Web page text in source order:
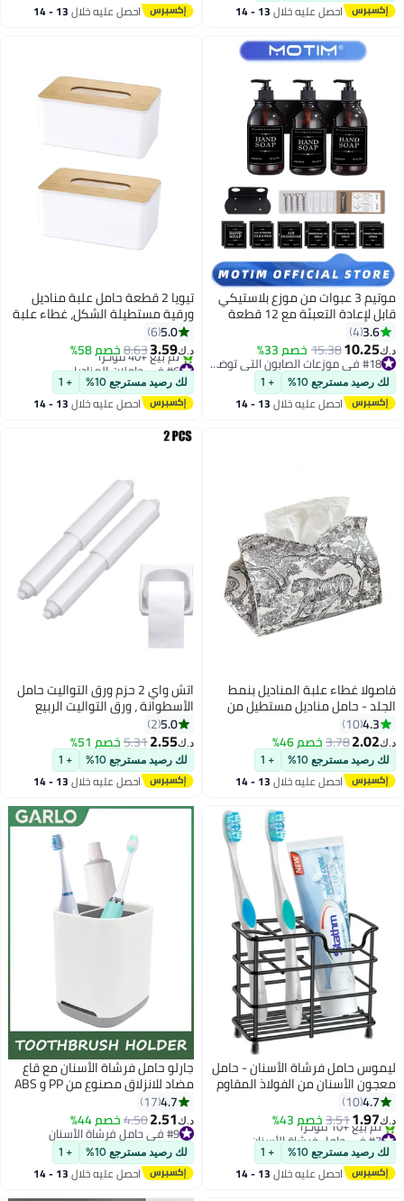
احصل عليه خلال 13 - 14 احصل عليه خلال 13 - 14
موتيم 3 عبوات من موزع بلاستيكي
قابل لإعادة التعبئة مع 12 قطعة
من الملصقات المقاومة للماء،
زجاجة مضخة موزع غسيل الأطباق
اليدوي سعة 500 مل
3.6
4
د.ك‏10.25
15.38خصم 33%
#18 في موزعات الصابون التي توضع على الأسطح
لك رصيد مسترجع 10% + 1
احصل عليه خلال 13 - 14
تيويا 2 قطعة حامل علبة مناديل
ورقية مستطيلة الشكل، غطاء علبة
مناديل ورقية خشبية قابلة للإزالة،
منظم تخزين حاوية تخزين مناديل
ورقية لديكور مكتب المنزل ديكور
السيارة حمام المطعم
5.0
6
د.ك‏3.59
8.63خصم 58%
#6 في حاملات المناديل
أقل سعر في 7 يوم
تم بيع +40 مؤخرًا
#6 في حاملات المناديل
لك رصيد مسترجع 10% + 1
احصل عليه خلال 13 - 14
فاصولا غطاء علبة المناديل بنمط
الجلد - حامل مناديل مستطيل من
للاستخدام في المنزل والحمام
وغرفة النوم وغرف المعيشة وخزانة
الملابس
4.3
10
د.ك‏2.02
3.78خصم 46%
لك رصيد مسترجع 10% + 1
احصل عليه خلال 13 - 14
اتش واي 2 حزم ورق التواليت حامل
الأسطوانة ، ورق التواليت الربيع
حامل استبدال قضيب ، إدراج حامل
ورق التواليت ، حامل ورق التواليت
الأسود ، حامل بديل مرن للحمام
(أبيض)
5.0
2
د.ك‏2.55
5.31خصم 51%
لك رصيد مسترجع 10% + 1
احصل عليه خلال 13 - 14
ليموس حامل فرشاة الأسنان - حامل
معجون الأسنان من الفولاذ المقاوم
للصدأ ومنظم ملحقات الحمام
(صغير، أسود)
4.7
10
د.ك‏1.97
3.51خصم 43%
#7 في حامل فرشاة الأسنان
بتخلّص بسرعة
تم بيع +10 مؤخرًا
#7 في حامل فرشاة الأسنان
لك رصيد مسترجع 10% + 1
احصل عليه خلال 13 - 14
جارلو حامل فرشاة الأسنان مع قاع
مضاد للانزلاق مصنوع من PP و ABS
البلاستيك تخزين متعدد الاستخدامات
فتحات فرشاة الأسنان الكهربائية
ومعجون الأسنان حامل الحمام منظم
للطاولة (رمادي)
4.7
17
د.ك‏2.51
4.50خصم 44%
#9 في حامل فرشاة الأسنان
#9 في حامل فرشاة الأسنان
لك رصيد مسترجع 10% + 1
احصل عليه خلال 13 - 14